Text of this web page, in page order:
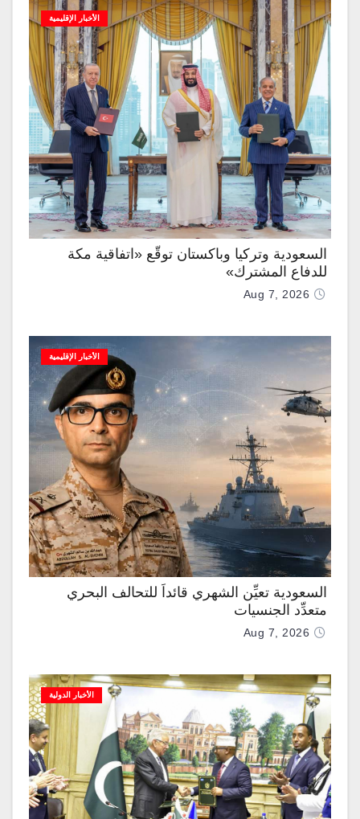
الأخبار الإقليمية
السعودية وتركيا وباكستان توقّع «اتفاقية مكة
للدفاع المشترك»
Aug 7, 2026
الأخبار الإقليمية
السعودية تعيِّن الشهري قائداً للتحالف البحري
متعدِّد الجنسيات
Aug 7, 2026
الأخبار الدولية